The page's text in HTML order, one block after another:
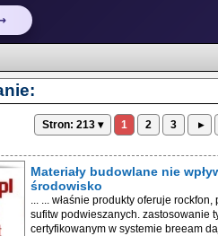
Stron: 213 ▾ 1 2 3 ▸
Materiały budowlane nie
środowisko
... ... właśnie produkty oferuje
sufitw podwieszanych. zastosowanie
certyfikowanym w systemie breeam